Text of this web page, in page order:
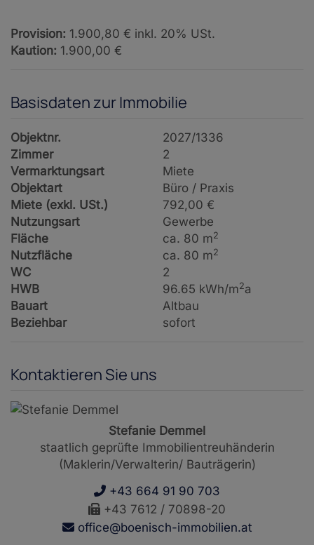
Provision: 1.900,80 € inkl. 20% USt.
Kaution: 1.900,00 €
Basisdaten zur Immobilie
Objektnr.
2027/1336
Zimmer
2
Vermarktungsart
Miete
Objektart
Büro / Praxis
Miete (exkl. USt.)
792,00 €
Nutzungsart
Gewerbe
Fläche
ca. 80 m2
Nutzfläche ca. 80 m2
WC
2
HWB
96.65 kWh/m2a
Bauart
Altbau
Beziehbar
sofort
Kontaktieren Sie uns
Stefanie Demmel
staatlich geprüfte Immobilientreuhänderin
(Maklerin/Verwalterin/ Bauträgerin)
+43 664 91 90 703
+43 7612 / 70898-20
office@boenisch-immobilien.at